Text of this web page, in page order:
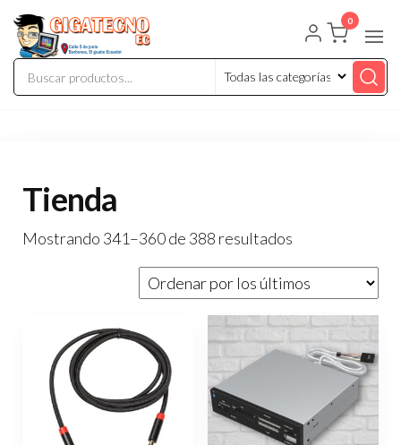
Saltar
contenido
0
Tienda
Mostrando 341–360 de 388 resultados
por
los
últimos